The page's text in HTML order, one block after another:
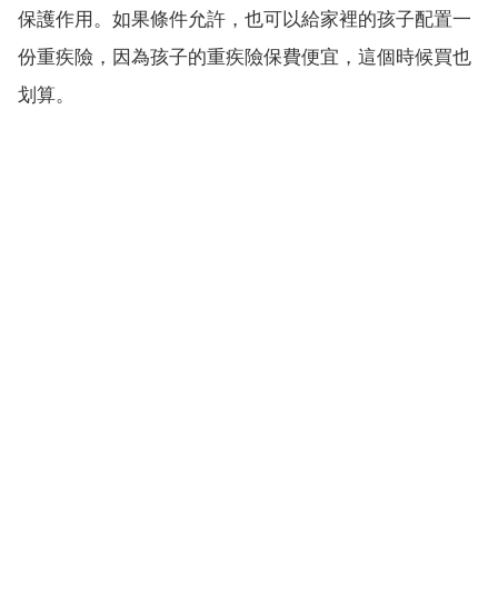
保護作用。如果條件允許，也可以給家裡的孩子配置一
份重疾險，因為孩子的重疾險保費便宜，這個時候買也
划算。